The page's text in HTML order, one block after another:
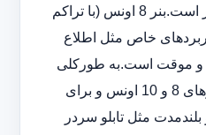
عوامل تأثیرگذار بر مقاومت بنر است.بنر 8 اونس (با ‏تراکم
خاص مثل اطلاع
و موقت است.به طورکلی
‏برای کاربردهای کوتاه مدت بنرهای 8 و 10 اونس و برای
مثل تابلو سردر